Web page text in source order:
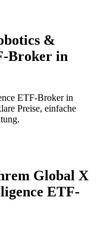
&
Broker in
ETF-Broker in
Preise, einfache
Global X
ETF-